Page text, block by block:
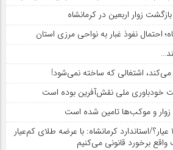
زوار اربعین در کرمانشاه
احتمال نفوذ غبار به نواحی مرزی استان
می‌کند، اشتغالی که ساخته نمی‌شود!
خودباوری ملی نقش‌آفرین بوده است
زوار و موکب‌ها تامین شده است
طلای ۱۸ عیار یا اعتماد ۱۸ عیار؟/استاندارد کرمانشاه: با عرضه طلای کم‌عیار
برخورد قانونی می‌کنیم